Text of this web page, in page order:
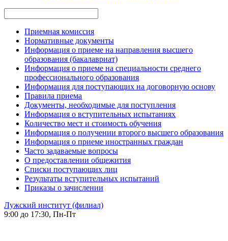
Приемная комиссия
Нормативные документы
Информация о приеме на направления высшего
образования (бакалавриат)
Информация о приеме на специальности среднего
профессионального образования
Информация для поступающих на договорную основу
Правила приема
Документы, необходимые для поступления
Информация о вступительных испытаниях
Количество мест и стоимость обучения
Информация о получении второго высшего образования
Информация о приеме иностранных граждан
Часто задаваемые вопросы
О предоставлении общежития
Списки поступающих лиц
Результаты вступительных испытаний
Приказы о зачислении
Лужский институт (филиал)
9:00 до 17:30, Пн-Пт